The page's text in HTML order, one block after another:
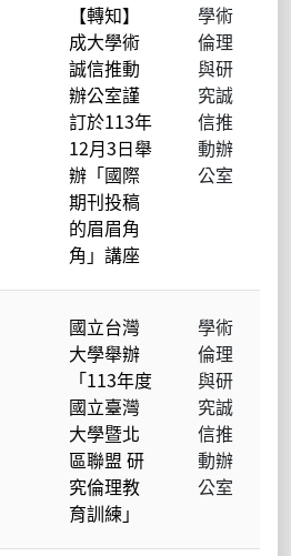
【轉知】
成大學術
誠信推動
辦公室謹
訂於113年
12月3日舉
辦「國際
期刊投稿
的眉眉角
角」講座
學術
倫理
與研
究誠
信推
動辦
公室
國立台灣
大學舉辦
「113年度
國立臺灣
大學暨北
區聯盟 研
究倫理教
育訓練」
學術
倫理
與研
究誠
信推
動辦
公室